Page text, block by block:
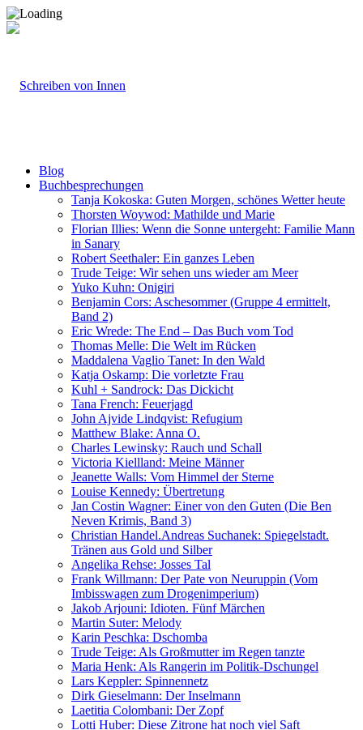
Blog
Buchbesprechungen
Tanja Kokoska: Guten Morgen, schönes Wetter heute
Thorsten Woywod: Mathilde und Marie
Florian Illies: Wenn die Sonne untergeht: Familie Mann
in Sanary
Robert Seethaler: Ein ganzes Leben
Trude Teige: Wir sehen uns wieder am Meer
Yuko Kuhn: Onigiri
Benjamin Cors: Aschesommer (Gruppe 4 ermittelt,
Band 2)
Eric Wrede: The End – Das Buch vom Tod
Thomas Melle: Die Welt im Rücken
Maddalena Vaglio Tanet: In den Wald
Katja Oskamp: Die vorletzte Frau
Kuhl + Sandrock: Das Dickicht
Tana French: Feuerjagd
John Ajvide Lindqvist: Refugium
Matthew Blake: Anna O.
Charles Lewinsky: Rauch und Schall
Victoria Kiellland: Meine Männer
Jeanette Walls: Vom Himmel der Sterne
Louise Kennedy: Übertretung
Jan Costin Wagner: Einer von den Guten (Die Ben
Neven Krimis, Band 3)
Christian Handel.Andreas Suchanek: Spiegelstadt.
Tränen aus Gold und Silber
Angelika Rehse: Josses Tal
Frank Willmann: Der Pate von Neuruppin (Vom
Imbisswagen zum Drogenimperium)
Jakob Arjouni: Idioten. Fünf Märchen
Martin Suter: Melody
Karin Peschka: Dschomba
Trude Teige: Als Großmutter im Regen tanzte
Maria Henk: Als Rangerin im Politik-Dschungel
Lars Keppler: Spinnennetz
Dirk Gieselmann: Der Inselmann
Laetitia Colombani: Der Zopf
Lotti Huber: Diese Zitrone hat noch viel Saft